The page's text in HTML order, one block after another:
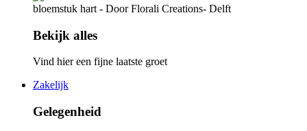
Bekijk alles
Vind hier een fijne laatste groet
Zakelijk
Gelegenheid